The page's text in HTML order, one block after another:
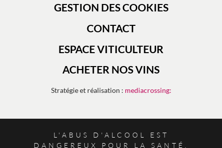
GESTION DES COOKIES
CONTACT
ESPACE VITICULTEUR
ACHETER NOS VINS
Stratégie et réalisation : mediacrossing:
L'ABUS D'ALCOOL EST
DANGEREUX POUR LA SANTÉ.